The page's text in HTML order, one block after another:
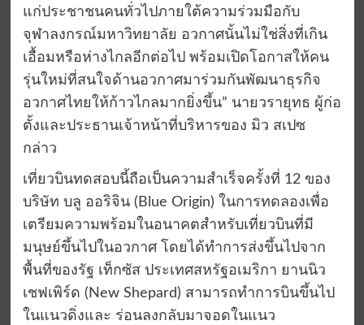
แก่ประชาชนคนทั่วไปภายใต้ความร่วมมือกับ
จุฬาลงกรณ์มหาวิทยาลัย อวกาศนั้นไม่ใช่สิ่งที่เกิน
เอื้อมหรือห่างไกลอีกต่อไป พร้อมเปิดโอกาสให้คน
รุ่นใหม่ที่สนใจด้านอวกาศมาร่วมกันพัฒนาธุรกิจ
อวกาศไทยให้ก้าวไกลมากยิ่งขึ้น” นายวรายุทธ ผู้ก่อ
ตั้งและประธานเจ้าหน้าที่บริหารของ มิว สเปซ
กล่าว
เที่ยวบินทดสอบนี้ถือเป็นความสำเร็จครั้งที่ 12 ของ
บริษัท บลู ออริจิน (Blue Origin) ในการทดลองเพื่อ
เตรียมความพร้อมในอนาคตสำหรับเที่ยวบินที่มี
มนุษย์ขึ้นไปในอวกาศ โดยได้ทำการส่งขึ้นไปจาก
พื้นที่ของรัฐ เท็กซัส ประเทศสหรัฐอเมริกา ยานนิว
เชฟเพิร์ด (New Shepard) สามารถทำการบินขึ้นไป
ในแนวดิ่งและ ร่อนลงกลับมาจอดในแนว